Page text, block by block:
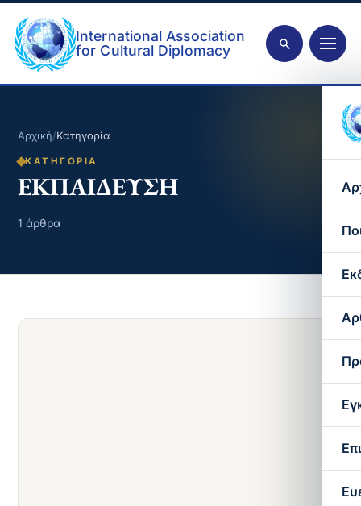
International Association
for Cultural Diplomacy
Αρχική/Κατηγορία
ΚΑΤΗΓΟΡΊΑ
ΕΚΠΑΙΔΕΥΣΗ
1 άρθρα